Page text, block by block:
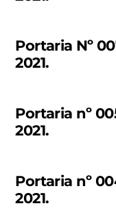
Portaria Nº
2021.
Portaria nº
2021.
Portaria nº
2021.